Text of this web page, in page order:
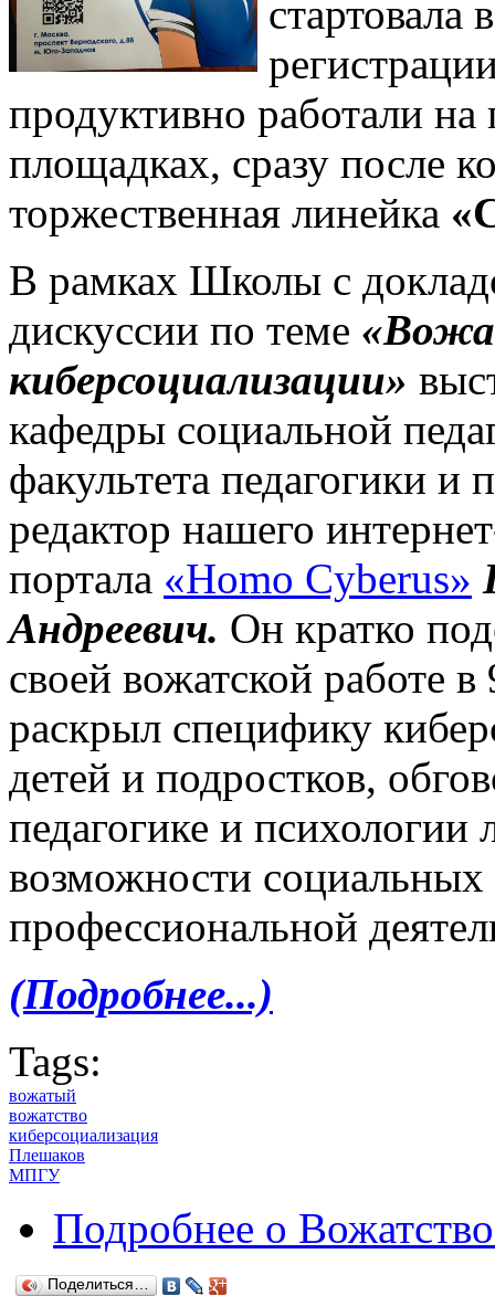
продуктивно работали
площадках, сразу после
торжественная линейка
В рамках Школы с
дискуссии по теме
киберсоциализации»
кафедры социальной
факультета педагогики
редактор нашего
портала «Homo Cyberus»
Андреевич. Он кратко
своей вожатской работе
раскрыл специфику
детей и подростков,
педагогике и психологии
возможности социальных
профессиональной
(Подробнее...)
Tags:
вожатый
вожатство
киберсоциализация
Плешаков
МПГУ
Подробнее о
Поделиться…